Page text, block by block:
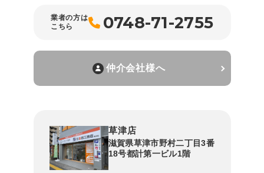
業者の方は
こちら
0748-71-2755
仲介会社様へ
草津店
滋賀県草津市野村二丁目3番
18号都計第一ビル1階